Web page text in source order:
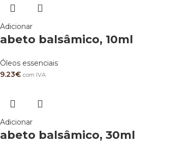
Adicionar
abeto balsâmico, 10ml
Óleos essenciais
9.23€ com IVA
Adicionar
abeto balsâmico, 30ml